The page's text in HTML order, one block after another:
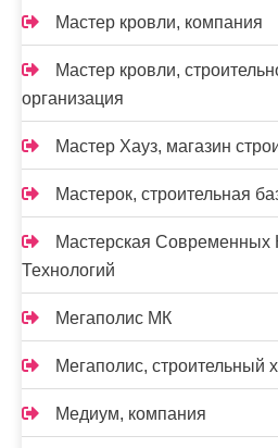
Мастер кровли, компания
Мастер кровли,
организация
Мастер Хауз, магазин
Мастерок, строительная
Мастерская Современных
Технологий
Мегаполис МК
Мегаполис, строительный
Медиум, компания